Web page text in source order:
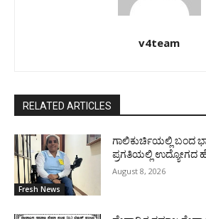
v4team
RELATED ARTICLES
Fresh News
ಗಾಲಿಕುರ್ಚಿಯಲ್ಲಿ ಬಂದ
ಪ್ರಗತಿಯಲ್ಲಿ ಉದ್ಯೋಗದ
August 8, 2026